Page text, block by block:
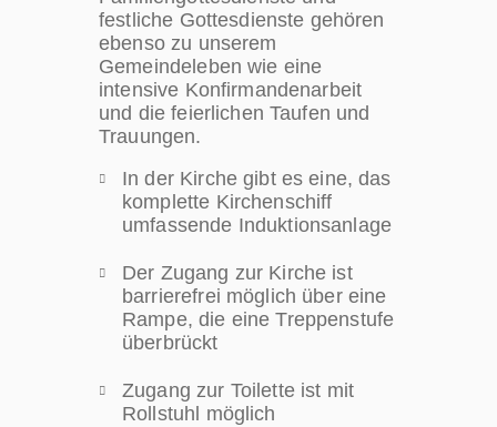
festliche Gottesdienste gehören
ebenso zu unserem
Gemeindeleben wie eine
intensive Konfirmandenarbeit
und die feierlichen Taufen und
Trauungen.
In der Kirche gibt es eine, das
komplette Kirchenschiff
umfassende Induktionsanlage
Der Zugang zur Kirche ist
barrierefrei möglich über eine
Rampe, die eine Treppenstufe
überbrückt
Zugang zur Toilette ist mit
Rollstuhl möglich